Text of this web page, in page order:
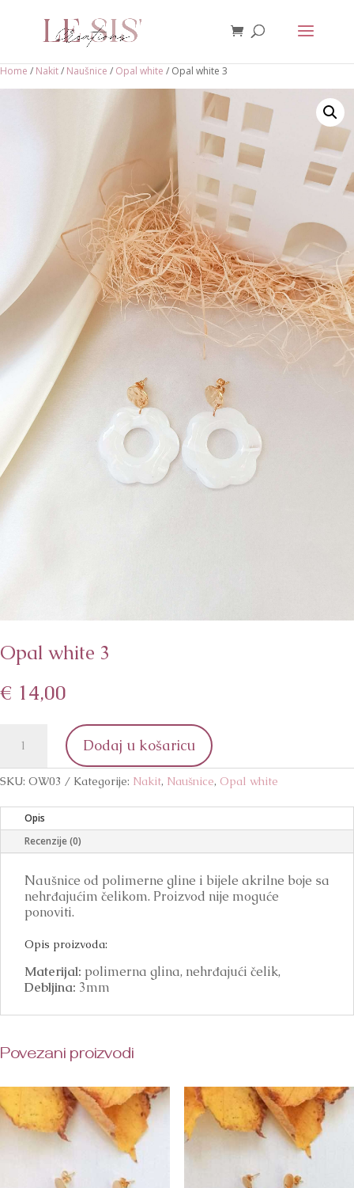
Home / Nakit/ Naušnice / Opal white / Opal white 3
Opal white 3
€ 14,00
white
količina
Dodaj u košaricu
SKU: OW03 Kategorije: Nakit, Naušnice, Opal white
Opis
Recenzije (0)
Naušnice od polimerne gline i bijele akrilne boje sa
nehrđajućim čelikom. Proizvod nije moguće
ponoviti.
Opis proizvoda:
Materijal: polimerna glina, nehrđajući čelik,
Debljina: 3mm
Povezani proizvodi